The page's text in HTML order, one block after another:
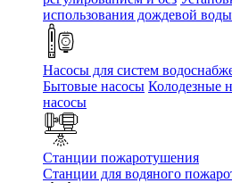
использования дождевой воды
Насосы для систем
Бытовые насосы Колодезные
насосы
Станции пожаротушения
Станции для водяного